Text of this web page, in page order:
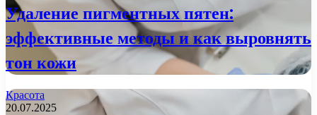
Удаление пигментных пятен:
эффективные методы и как выровнять
тон кожи
Красота
20.07.2025